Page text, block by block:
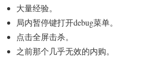
大量经验。
局内暂停键打开debug菜单。
点击全屏击杀。
之前那个几乎无效的内购。